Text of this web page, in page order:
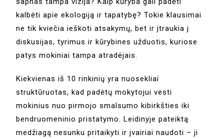
kalbėti apie ekologiją ir tapatybę? Tokie klausimai
ne tik kviečia ieškoti atsakymų, bet ir jtraukia j
diskusijas, tyrimus ir kūrybines užduotis, kuriose
patys mokiniai tampa atradėjais.
Kiekvienas iš 10 rinkinių yra nuosekliai
struktūruotas, kad padėtų mokytojui vesti
mokinius nuo pirmojo smalsumo kibirkšties iki
bendruomeninio pristatymo. Leidinyje pateiktą
medžiagą nesunku pritaikyti ir jvairiai naudoti – ji